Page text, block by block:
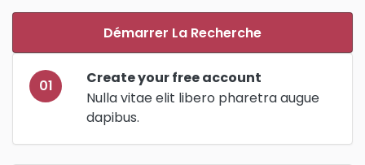
01
Create your free account
Nulla vitae elit libero pharetra augue
dapibus.
Démarrer La Recherche